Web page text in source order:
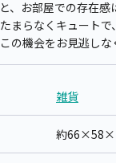
お部屋での存在感
まらなくキュート
の機会をお見逃しな
雑貨
約